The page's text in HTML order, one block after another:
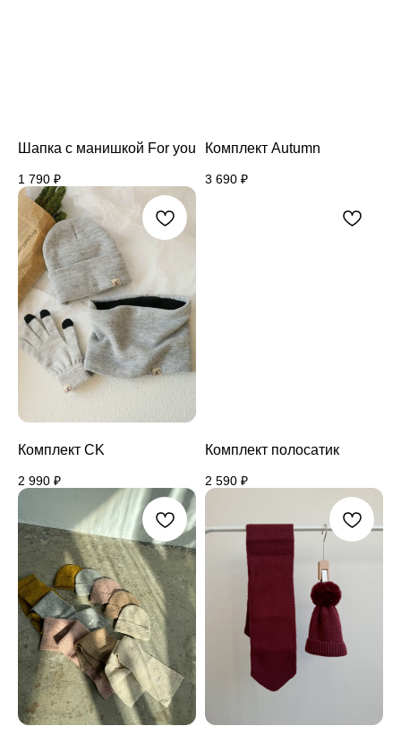
Шапка с манишкой For you
1 790 ₽
Комплект Autumn
3 690 ₽
Комплект CK
2 990 ₽
Комплект полосатик
2 590 ₽